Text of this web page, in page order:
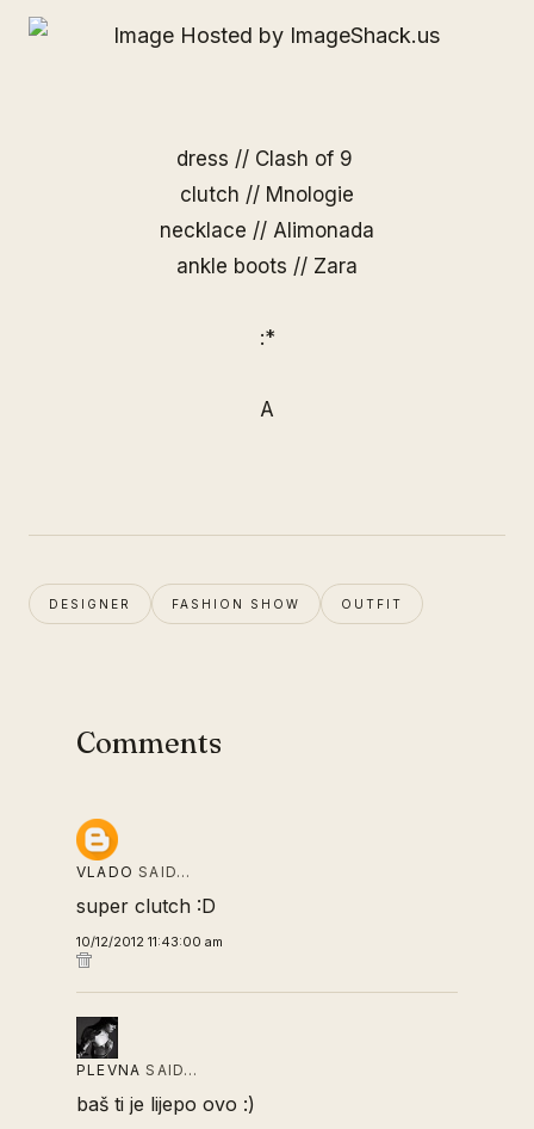
dress // Clash of 9
clutch // Mnologie
necklace // Alimonada
ankle boots // Zara
:*
A
DESIGNER FASHION SHOW OUTFIT
Comments
VLADO SAID…
super clutch :D
10/12/2012 11:43:00 am
PLEVNA SAID…
baš ti je lijepo ovo :)